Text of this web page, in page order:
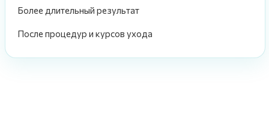
Более длительный результат
После процедур и курсов ухода